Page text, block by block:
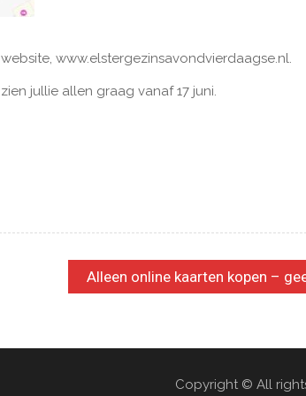
www.elstergezinsavondvierdaagse.nl.
jullie allen graag vanaf 17 juni.
Alleen online kaarten kopen –
Copyright © All